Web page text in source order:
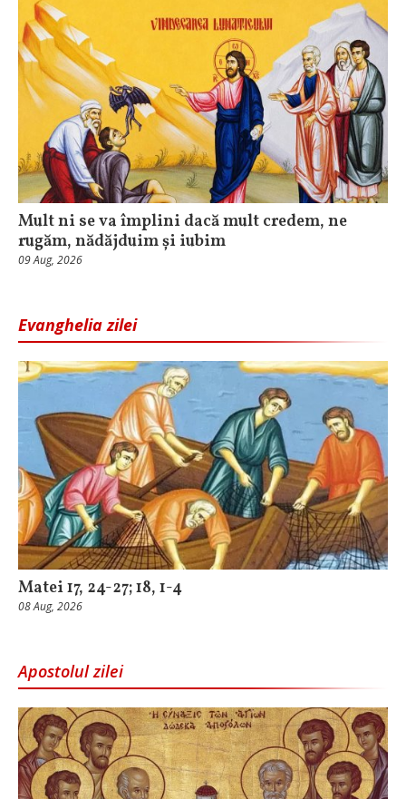
Mult ni se va împlini dacă mult credem, ne
rugăm, nădăjduim și iubim
09 Aug, 2026
Evanghelia zilei
Matei 17, 24-27; 18, 1-4
08 Aug, 2026
Apostolul zilei